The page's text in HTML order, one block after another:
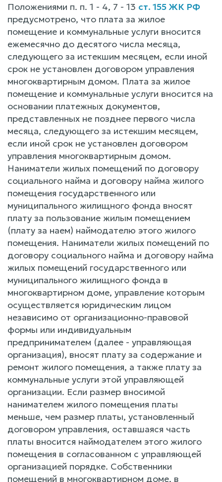
Положениями п. п. 1 - 4, 7 - 13 ст. 155 ЖК РФ
предусмотрено, что плата за жилое
помещение и коммунальные услуги вносится
ежемесячно до десятого числа месяца,
следующего за истекшим месяцем, если иной
срок не установлен договором управления
многоквартирным домом. Плата за жилое
помещение и коммунальные услуги вносится на
основании платежных документов,
представленных не позднее первого числа
месяца, следующего за истекшим месяцем,
если иной срок не установлен договором
управления многоквартирным домом.
Наниматели жилых помещений по договору
социального найма и договору найма жилого
помещения государственного или
муниципального жилищного фонда вносят
плату за пользование жилым помещением
(плату за наем) наймодателю этого жилого
помещения. Наниматели жилых помещений по
договору социального найма и договору найма
жилых помещений государственного или
муниципального жилищного фонда в
многоквартирном доме, управление которым
осуществляется юридическим лицом
независимо от организационно-правовой
формы или индивидуальным
предпринимателем (далее - управляющая
организация), вносят плату за содержание и
ремонт жилого помещения, а также плату за
коммунальные услуги этой управляющей
организации. Если размер вносимой
нанимателем жилого помещения платы
меньше, чем размер платы, установленный
договором управления, оставшаяся часть
платы вносится наймодателем этого жилого
помещения в согласованном с управляющей
организацией порядке. Собственники
помещений в многоквартирном доме, в